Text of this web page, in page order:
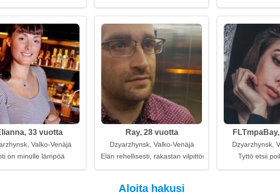
33 vuotta
Valko-Venäjä
on minulle lämpöä
Ray, 28 vuotta
Dzyarzhynsk, Valko-Venäjä
Elän rehellisesti, rakastan vilpittömästi
Dzyarzhynsk,
Tyttö etsii
Aloita hakusi